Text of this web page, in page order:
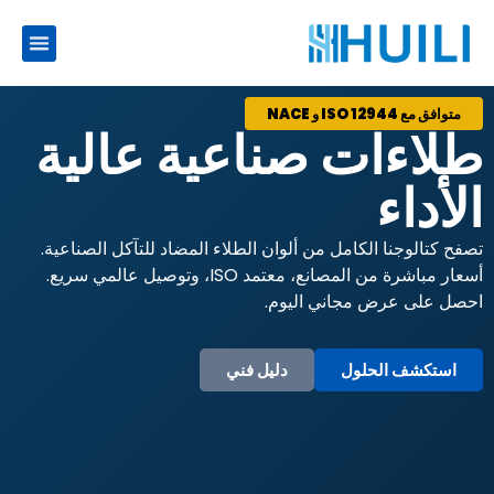
متوافق مع ISO 12944 و NACE
طلاءات صناعية عالية
الأداء
تصفح كتالوجنا الكامل من ألوان الطلاء المضاد للتآكل الصناعية.
أسعار مباشرة من المصانع، معتمد ISO، وتوصيل عالمي سريع.
احصل على عرض مجاني اليوم.
استكشف الحلول دليل فني